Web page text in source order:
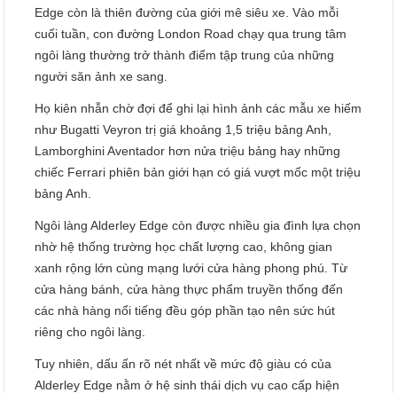
Edge còn là thiên đường của giới mê siêu xe. Vào mỗi
cuối tuần, con đường London Road chạy qua trung tâm
ngôi làng thường trở thành điểm tập trung của những
người săn ảnh xe sang.
Họ kiên nhẫn chờ đợi để ghi lại hình ảnh các mẫu xe hiếm
như Bugatti Veyron trị giá khoảng 1,5 triệu bảng Anh,
Lamborghini Aventador hơn nửa triệu bảng hay những
chiếc Ferrari phiên bản giới hạn có giá vượt mốc một triệu
bảng Anh.
Ngôi làng Alderley Edge còn được nhiều gia đình lựa chọn
nhờ hệ thống trường học chất lượng cao, không gian
xanh rộng lớn cùng mạng lưới cửa hàng phong phú. Từ
cửa hàng bánh, cửa hàng thực phẩm truyền thống đến
các nhà hàng nổi tiếng đều góp phần tạo nên sức hút
riêng cho ngôi làng.
Tuy nhiên, dấu ấn rõ nét nhất về mức độ giàu có của
Alderley Edge nằm ở hệ sinh thái dịch vụ cao cấp hiện